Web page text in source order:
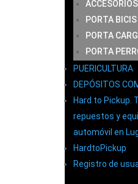
PORTA BICIS
PORTA
PORTA
PUERICULTURA
DEPÓSITOS
Hard to Pickup.
repuestos y
automóvil en
HardtoPickup
Registro de